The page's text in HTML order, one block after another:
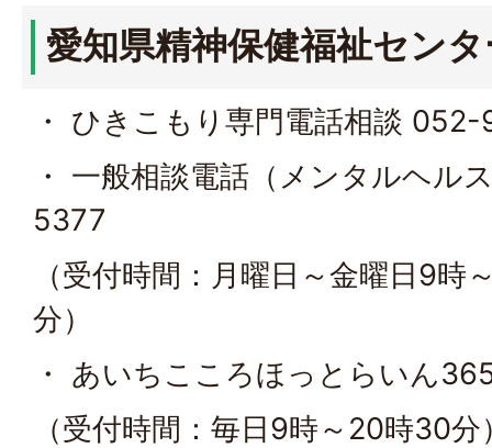
愛知県精神保健福祉セン
・ ひきこもり専門電話相談
・ 一般相談電話（メンタルヘル
5377
（受付時間：月曜日～金曜日9時
分）
・ あいちこころほっとらいん
（受付時間：毎日9時～20時30分